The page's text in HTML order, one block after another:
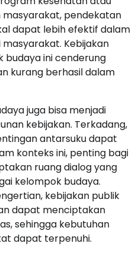
pendekatan
dapat lebih efektif dalam
Kebijakan
budaya ini cenderung
kurang berhasil dalam
juga bisa menjadi
kebijakan. Terkadang,
antarsuku dapat
konteks ini, penting bagi
ruang dialog yang
kelompok budaya.
kebijakan publik
dapat menciptakan
sehingga kebutuhan
dapat terpenuhi.